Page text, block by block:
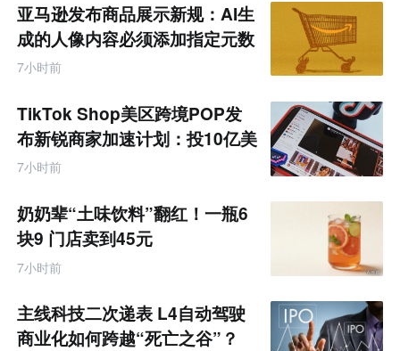
亚马逊发布商品展示新规：AI生
成的人像内容必须添加指定元数
据
7小时前
TikTok Shop美区跨境POP发
布新锐商家加速计划：投10亿美
金资源帮扶四类商家
7小时前
奶奶辈“土味饮料”翻红！一瓶6
块9 门店卖到45元
7小时前
主线科技二次递表 L4自动驾驶
商业化如何跨越“死亡之谷”？